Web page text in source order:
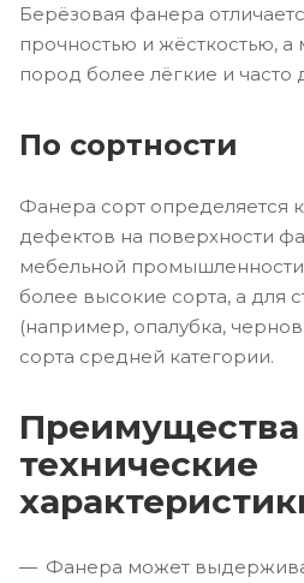
Берёзовая фанера
прочностью и жёсткостью,
пород более лёгкие и часто
По сортности
Фанера сорт определяется
дефектов на поверхности
мебельной
более высокие сорта, а для
(например, опалубка,
сорта средней категории.
Преимущества
технические
Фанера может